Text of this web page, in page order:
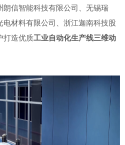
朗信智能科技有限公司、无锡瑞
材料有限公司、浙江迦南科技股
打造优质工业自动化生产线三维动